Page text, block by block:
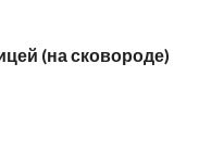
(на сковороде)